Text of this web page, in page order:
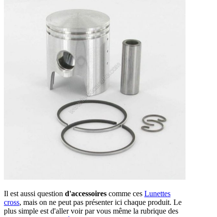
Il est aussi question d'accessoires comme ces Lunettes
cross, mais on ne peut pas présenter ici chaque produit. Le
plus simple est d'aller voir par vous même la rubrique des